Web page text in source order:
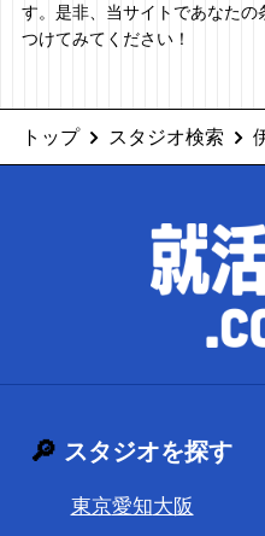
す。是非、当サイトであなた
つけてみてください！
トップ スタジオ検索
🔎 スタジオを探す
東京愛知大阪